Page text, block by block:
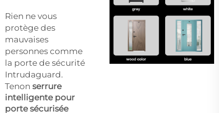
Rien ne vous
protège des
mauvaises
personnes comme
la porte de sécurité
Intrudaguard.
Tenon serrure
intelligente pour
porte sécurisée